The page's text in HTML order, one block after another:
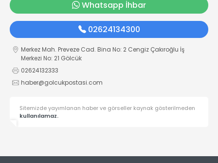
Whatsapp İhbar
02624134300
Merkez Mah. Preveze Cad. Bina No: 2 Cengiz Çakıroğlu İş
Merkezi No: 21 Gölcük
02624132333
haber@golcukpostasi.com
Sitemizde yayımlanan haber ve görseller kaynak gösterilmeden
kullanılamaz.